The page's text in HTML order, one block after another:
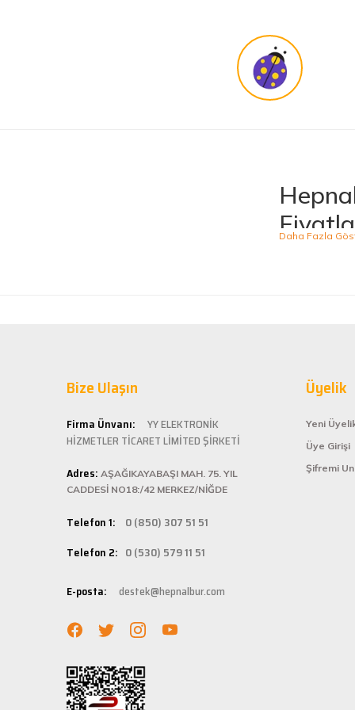
ü... ş... | 22/01/2025
Deneyimini Paylaş
alışveriş
ömürlü
Kolay
istediğiniz
bilgilere
Hızlı
adresinize
Bize Ulaşın
Firma Ünvanı:
YY ELEKTRONİK
HİZMETLER TİCARET LİMİTED ŞİRKETİ
Adres: AŞAĞIKAYABAŞI MAH. 75. YIL
CADDESİ NO18:/42 MERKEZ/NİĞDE
Telefon 1: 0 (850) 307 51 51
Telefon 2: 0 (530) 579 11 51
E-posta: destek@hepnalbur.com
Üyelik
Yeni
Üye Girişi
Şifremi